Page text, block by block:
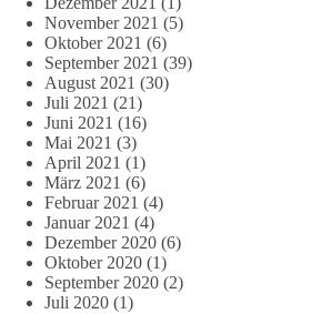
November 2021 (5)
Oktober 2021 (6)
September 2021 (39)
August 2021 (30)
Juli 2021 (21)
Juni 2021 (16)
Mai 2021 (3)
April 2021 (1)
März 2021 (6)
Februar 2021 (4)
Januar 2021 (4)
Dezember 2020 (6)
Oktober 2020 (1)
September 2020 (2)
Juli 2020 (1)